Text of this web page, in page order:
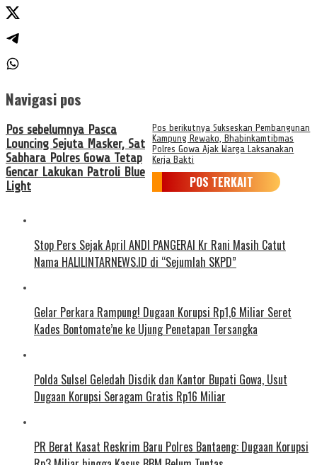
Navigasi pos
Pos sebelumnya Pasca
Louncing Sejuta Masker, Sat
Sabhara Polres Gowa Tetap
Gencar Lakukan Patroli Blue
Light
Pos berikutnya Sukseskan Pembangunan
Kampung Rewako, Bhabinkamtibmas
Polres Gowa Ajak Warga Laksanakan
Kerja Bakti
POS TERKAIT
Stop Pers Sejak April ANDI PANGERAI Kr Rani Masih Catut
Nama HALILINTARNEWS.ID di “Sejumlah SKPD”
Gelar Perkara Rampung! Dugaan Korupsi Rp1,6 Miliar Seret
Kades Bontomate’ne ke Ujung Penetapan Tersangka
Polda Sulsel Geledah Disdik dan Kantor Bupati Gowa, Usut
Dugaan Korupsi Seragam Gratis Rp16 Miliar
PR Berat Kasat Reskrim Baru Polres Bantaeng: Dugaan Korupsi